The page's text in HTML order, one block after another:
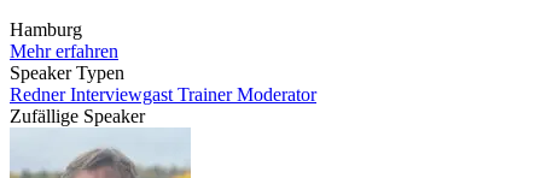
Hamburg
Mehr erfahren
Speaker Typen
RednerInterviewgast TrainerModerator
Zufällige Speaker